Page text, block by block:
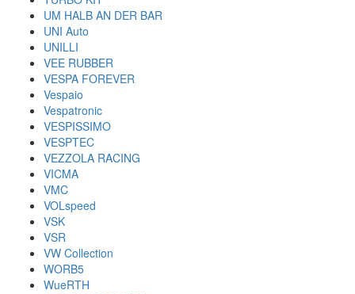
UM HALB AN DER BAR
UNI Auto
UNILLI
VEE RUBBER
VESPA FOREVER
Vespaio
Vespatronic
VESPISSIMO
VESPTEC
VEZZOLA RACING
VICMA
VMC
VOLspeed
VSK
VSR
VW Collection
WORB5
WueRTH